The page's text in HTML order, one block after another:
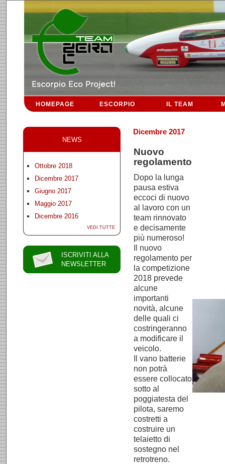
HOMEPAGE ESCORPIO IL TEAM
NEWS
Ottobre 2018
Dicembre 2017
Giugno 2017
Maggio 2017
Dicembre 2016
VEDI TUTTE
ISCRIVITI ALLA
NEWSLETTER
Dicembre 2017
Nuovo
regolamento
Dopo la lunga
pausa estiva
eccoci di nuovo
al lavoro con un
team rinnovato
e decisamente
più numeroso!
Il nuovo
regolamento per
la competizione
2018 prevede
alcune
importanti
novità, alcune
delle quali ci
costringeranno
a modificare il
veicolo.
Il vano batterie
non potrà
essere collocato
sotto al
poggiatesta del
pilota, saremo
costretti a
costruire un
telaietto di
sostegno nel
retrotreno.